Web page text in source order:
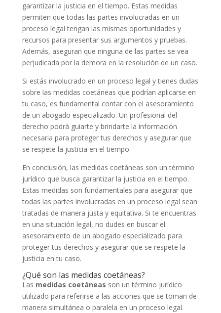
garantizar la justicia en el tiempo. Estas medidas
permiten que todas las partes involucradas en un
proceso legal tengan las mismas oportunidades y
recursos para presentar sus argumentos y pruebas.
Además, aseguran que ninguna de las partes se vea
perjudicada por la demora en la resolución de un caso.
Si estás involucrado en un proceso legal y tienes dudas
sobre las medidas coetáneas que podrían aplicarse en
tu caso, es fundamental contar con el asesoramiento
de un abogado especializado. Un profesional del
derecho podrá guiarte y brindarte la información
necesaria para proteger tus derechos y asegurar que
se respete la justicia en el tiempo.
En conclusión, las medidas coetáneas son un término
jurídico que busca garantizar la justicia en el tiempo.
Estas medidas son fundamentales para asegurar que
todas las partes involucradas en un proceso legal sean
tratadas de manera justa y equitativa. Si te encuentras
en una situación legal, no dudes en buscar el
asesoramiento de un abogado especializado para
proteger tus derechos y asegurar que se respete la
justicia en tu caso.
¿Qué son las medidas coetáneas?
Las medidas coetáneas son un término jurídico
utilizado para referirse a las acciones que se toman de
manera simultánea o paralela en un proceso legal.